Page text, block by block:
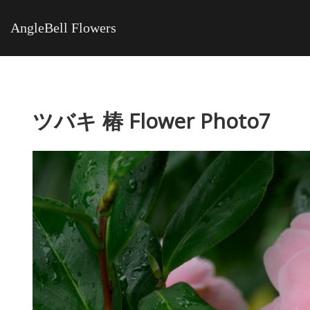
AngleBell Flowers
ツバキ 椿 Flower Photo7